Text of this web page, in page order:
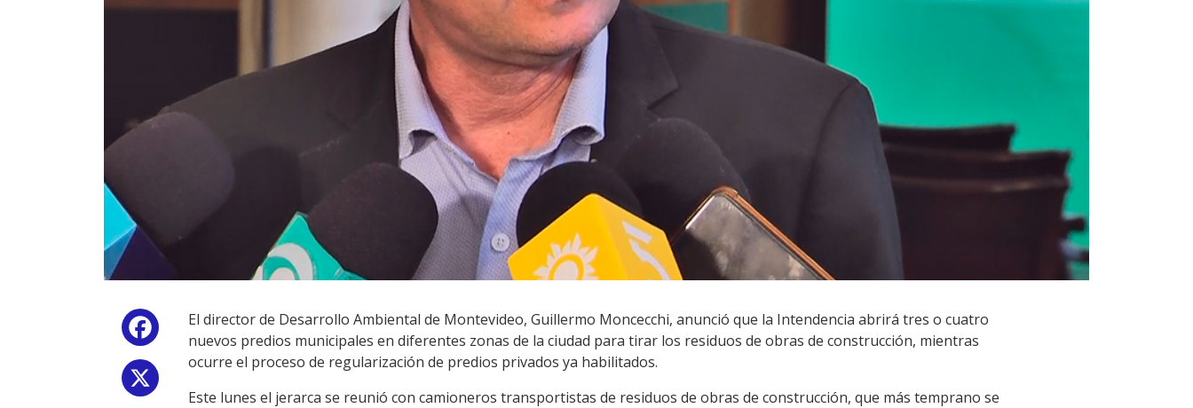
Facebook
El director de Desarrollo Ambiental de Montevideo, Guillermo Moncecchi, anunció que la Intendencia abrirá tres o cuatro
nuevos predios municipales en diferentes zonas de la ciudad para tirar los residuos de obras de construcción, mientras
ocurre el proceso de regularización de predios privados ya habilitados.
Este lunes el jerarca se reunió con camioneros transportistas de residuos de obras de construcción, que más temprano se